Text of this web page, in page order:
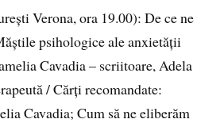
Verona, ora 19.00): De ce ne
psihologice ale anxietății
Cavadia – scriitoare, Adela
/ Cărți recomandate:
Cavadia; Cum să ne eliberăm